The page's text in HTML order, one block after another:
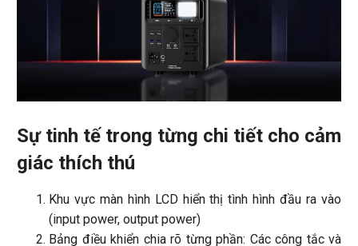
Sự tinh tế trong từng chi tiết cho cảm
giác thích thú
Khu vực màn hình LCD hiển thị tình hình đầu ra vào
(input power, output power)
Bảng điều khiển chia rõ từng phần: Các công tắc và